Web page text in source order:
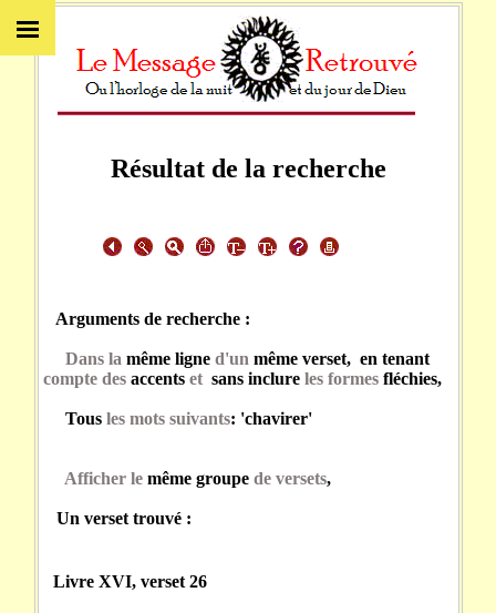
Résultat de la recherche
Arguments de recherche :
Dans la même ligne d'un même verset, en tenant
compte des accents et sans inclureles formes fléchies,
Tous les mots suivants: 'chavirer'
Afficher le même groupede versets,
Un verset trouvé :
Livre XVI, verset 26